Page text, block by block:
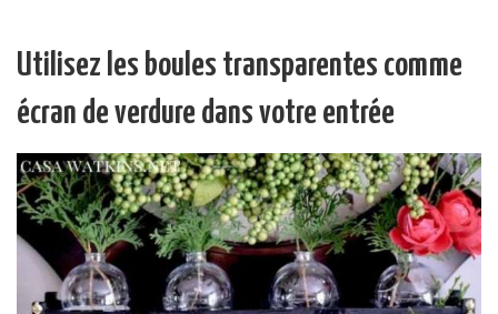
Utilisez les boules transparentes comme
écran de verdure dans votre entrée